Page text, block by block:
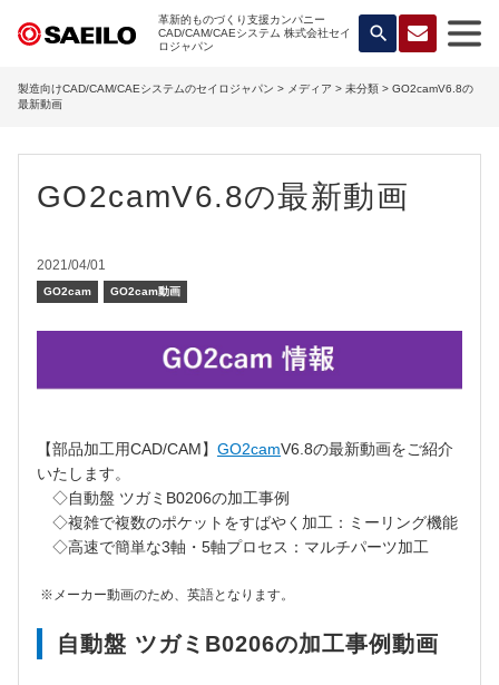
革新的ものづくり支援カンパニー
CAD/CAM/CAEシステム 株式会社セイ
ロジャパン
search
製造向けCAD/CAM/CAEシステムのセイロジャパン > メディア > 未分類 > GO2camV6.8の
最新動画
GO2camV6.8の最新動画
2021/04/01
GO2cam GO2cam動画
【部品加工用CAD/CAM】 GO2camV6.8の最新動画をご紹介
いたします。
◇自動盤 ツガミB0206の加工事例
◇複雑で複数のポケットをすばやく加工：ミーリング機能
◇高速で簡単な3軸・5軸プロセス：マルチパーツ加工
※メーカー動画のため、英語となります。
自動盤 ツガミB0206の加工事例動画